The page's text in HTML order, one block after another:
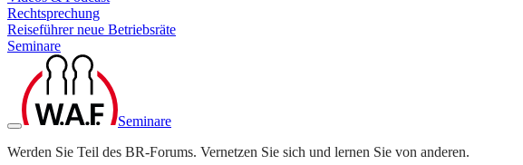
Rechtsprechung
Reiseführer neue Betriebsräte
Seminare
Seminare
Werden Sie Teil des BR-Forums. Vernetzen Sie sich und lernen Sie von anderen.